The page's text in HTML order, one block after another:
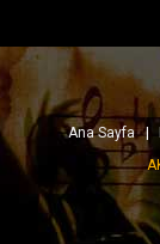
Ana Sayfa